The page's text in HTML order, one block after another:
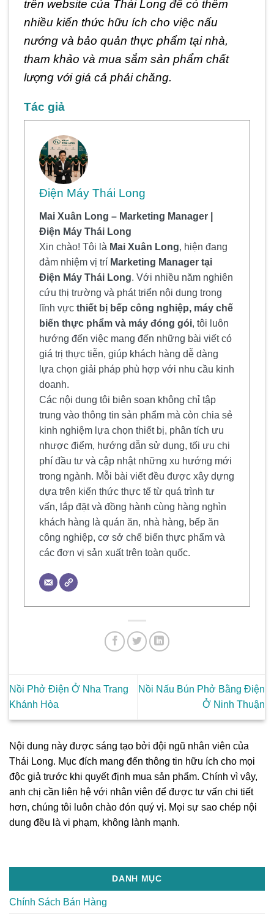
trên website của Thái Long để có thêm
nhiều kiến thức hữu ích cho việc nấu
nướng và bảo quản thực phẩm tại nhà,
tham khảo và mua sắm sản phẩm chất
lượng với giá cả phải chăng.
Tác giả
Điện Máy Thái Long
Mai Xuân Long – Marketing Manager |
Điện Máy Thái Long
Xin chào! Tôi là Mai Xuân Long, hiện đang
đảm nhiệm vị trí Marketing Manager tại
Điện Máy Thái Long. Với nhiều năm nghiên
cứu thị trường và phát triển nội dung trong
lĩnh vực thiết bị bếp công nghiệp, máy chế
biến thực phẩm và máy đóng gói, tôi luôn
hướng đến việc mang đến những bài viết có
giá trị thực tiễn, giúp khách hàng dễ dàng
lựa chọn giải pháp phù hợp với nhu cầu kinh
doanh.
Các nội dung tôi biên soạn không chỉ tập
trung vào thông tin sản phẩm mà còn chia sẻ
kinh nghiệm lựa chọn thiết bị, phân tích ưu
nhược điểm, hướng dẫn sử dụng, tối ưu chi
phí đầu tư và cập nhật những xu hướng mới
trong ngành. Mỗi bài viết đều được xây dựng
dựa trên kiến thức thực tế từ quá trình tư
vấn, lắp đặt và đồng hành cùng hàng nghìn
khách hàng là quán ăn, nhà hàng, bếp ăn
công nghiệp, cơ sở chế biến thực phẩm và
các đơn vị sản xuất trên toàn quốc.
Nồi Phở Điện Ở Nha Trang
Khánh Hòa
Nồi Nấu Bún Phở Bằng Điện
Ở Ninh Thuận
Nội dung này được sáng tạo bởi đội ngũ nhân viên của
Thái Long. Mục đích mang đến thông tin hữu ích cho mọi
độc giả trước khi quyết định mua sản phẩm. Chính vì vậy,
anh chị cần liên hệ với nhân viên để được tư vấn chi tiết
hơn, chúng tôi luôn chào đón quý vị. Mọi sự sao chép nội
dung đều là vi phạm, không lành mạnh.
DANH MỤC
Chính Sách Bán Hàng